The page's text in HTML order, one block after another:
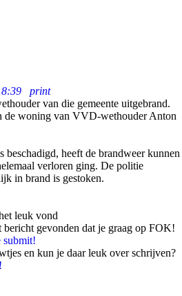
print
van die gemeente uitgebrand.
de woning van VVD-wethouder Anton
beschadigd, heeft de brandweer kunnen
verloren ging. De politie
in brand is gestoken.
leuk vond
bericht gevonden dat je graag op FOK!
submit!
en kun je daar leuk over schrijven?